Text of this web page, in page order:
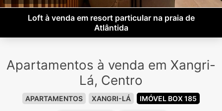
Loft à venda em resort particular na praia de
Atlântida
Apartamentos à venda em Xangri-
Lá, Centro
APARTAMENTOS XANGRI-LÁ IMÓVEL BOX 185